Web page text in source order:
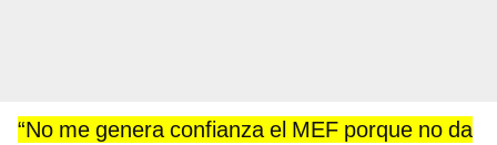
“No me genera confianza el MEF porque no da